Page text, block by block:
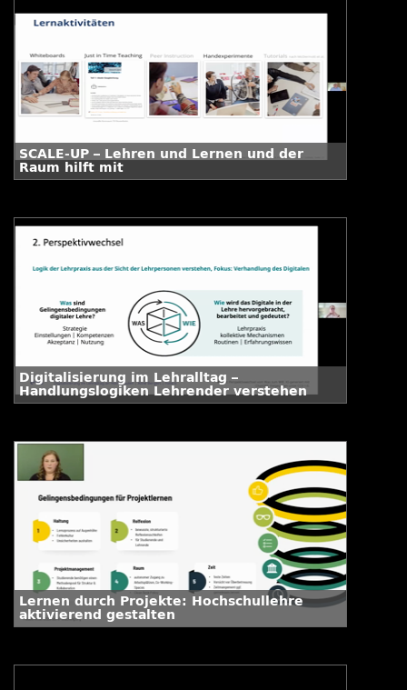
SCALE-UP – Lehren und Lernen und der
Raum hilft mit
Digitalisierung im Lehralltag –
Handlungslogiken Lehrender verstehen
Lernen durch Projekte: Hochschullehre
aktivierend gestalten